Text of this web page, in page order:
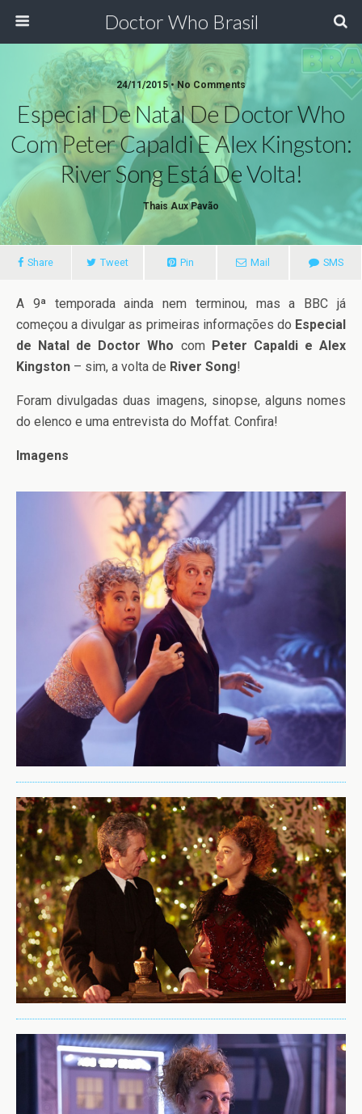
Doctor Who Brasil
24/11/2015 • No Comments
Especial De Natal De Doctor Who
Com Peter Capaldi E Alex Kingston:
River Song Está De Volta!
Thais Aux Pavão
Share Tweet Pin Mail SMS
A 9ª temporada ainda nem terminou, mas a BBC já
começou a divulgar as primeiras informações do Especial
de Natal de Doctor Who com Peter Capaldi e Alex
Kingston – sim, a volta de River Song!
Foram divulgadas duas imagens, sinopse, alguns nomes
do elenco e uma entrevista do Moffat. Confira!
Imagens